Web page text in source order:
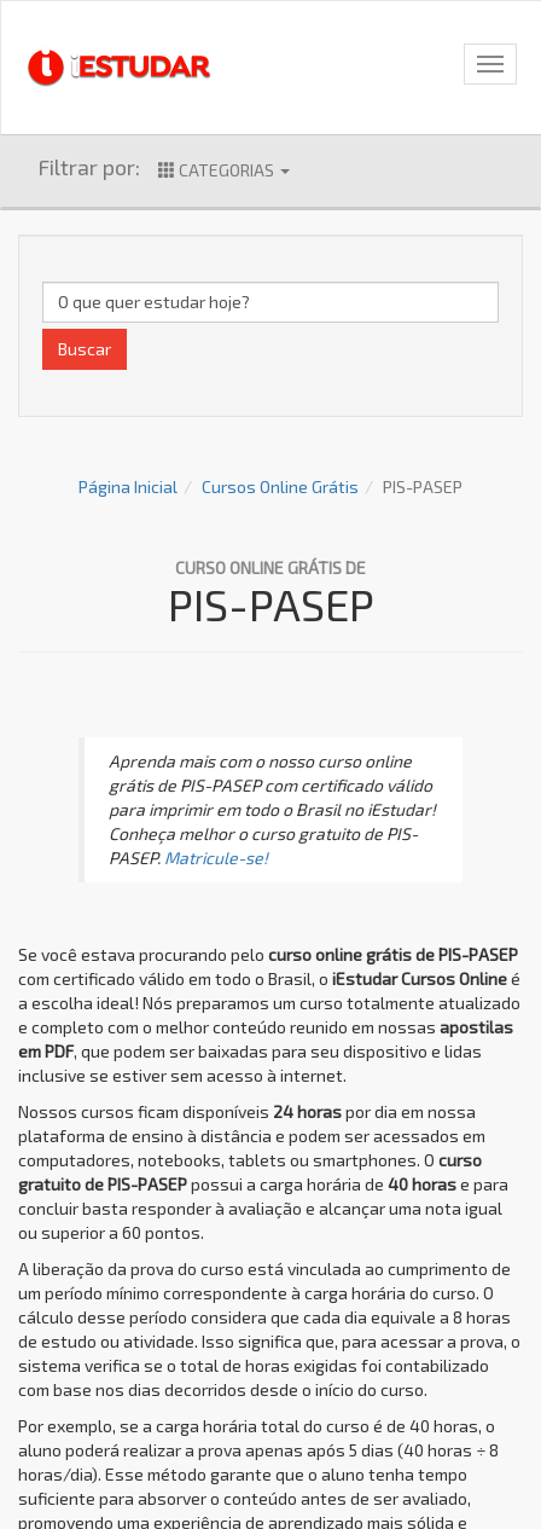
Filtrar por: CATEGORIAS
Buscar
Página Inicial Cursos Online Grátis PIS-PASEP
CURSO ONLINE GRÁTIS DE
PIS-PASEP
Aprenda mais com o nosso curso online
grátis de PIS-PASEP com certificado válido
para imprimir em todo o Brasil no iEstudar!
Conheça melhor o curso gratuito de PIS-
PASEP. Matricule-se!
Se você estava procurando pelo curso online grátis de PIS-PASEP
com certificado válido em todo o Brasil, o iEstudar Cursos Onlineé
a escolha ideal! Nós preparamos um curso totalmente atualizado
e completo com o melhor conteúdo reunido em nossas apostilas
em PDF, que podem ser baixadas para seu dispositivo e lidas
inclusive se estiver sem acesso à internet.
Nossos cursos ficam disponíveis 24 horaspor dia em nossa
plataforma de ensino à distância e podem ser acessados em
computadores, notebooks, tablets ou smartphones. O curso
gratuito de PIS-PASEPpossui a carga horária de 40 horase para
concluir basta responder à avaliação e alcançar uma nota igual
ou superior a 60 pontos.
A liberação da prova do curso está vinculada ao cumprimento de
um período mínimo correspondente à carga horária do curso. O
cálculo desse período considera que cada dia equivale a 8 horas
de estudo ou atividade. Isso significa que, para acessar a prova, o
sistema verifica se o total de horas exigidas foi contabilizado
com base nos dias decorridos desde o início do curso.
Por exemplo, se a carga horária total do curso é de 40 horas, o
aluno poderá realizar a prova apenas após 5 dias (40 horas ÷ 8
horas/dia). Esse método garante que o aluno tenha tempo
suficiente para absorver o conteúdo antes de ser avaliado,
promovendo uma experiência de aprendizado mais sólida e